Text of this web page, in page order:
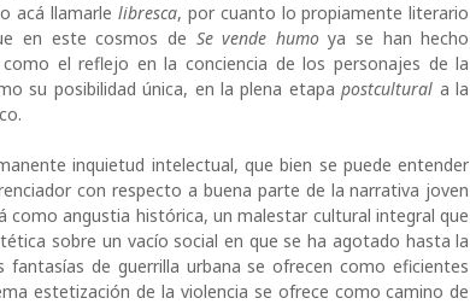
acá llamarle libresca, por cuanto lo propiamente literario
en este cosmos de Se vende humoya se han hecho
el reflejo en la conciencia de los personajes de la
su posibilidad única, en la plena etapapostcultural a la
inquietud intelectual, que bien se puede entender
con respecto a buena parte de la narrativa joven
como angustia histórica, un malestar cultural integral que
sobre un vacío social en que se ha agotado hasta la
de guerrilla urbana se ofrecen como eficientes
estetización de la violencia se ofrece como camino de